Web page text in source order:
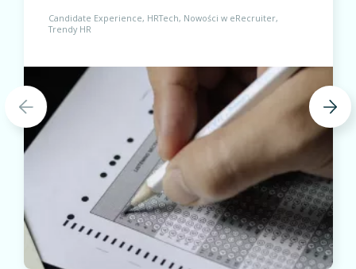
Candidate Experience HRTech Nowości w eRecruiter
Trendy HR